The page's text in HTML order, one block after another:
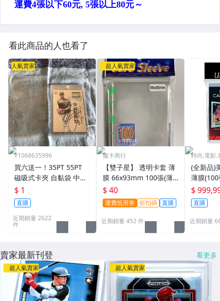
看此商品的人也看了
人氣賣家
Y1068635996
買六送一！35PT 55PT
磁吸式卡夾 自黏袋 中華
職棒球員卡 遊戲王 寶可
夢PTCG 漫威 ultra pro
可用
$ 1
直購
近期銷量 2622
件
超人氣賣家
魔卡商行
【雙子星】 透明卡套 薄
膜 66x93mm 100張(薄)
適用 BBM MLB Topps C
PBL 球員卡
$ 40
運費抵用券 折扣碼 直購
近期銷量 452 件
時尚.電影.
(全新品)
薄膜
次到貨
$
直購
近期銷量
賣家最新刊登 看更多
超人氣賣家 超人氣賣家